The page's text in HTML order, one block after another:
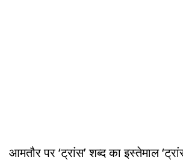
आमतौर पर ‘ट्रांस’ शब्द का इस्तेमाल